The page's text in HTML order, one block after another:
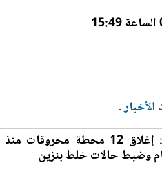
ـ
السعايدة: إغلاق 12 محطة محروقات منذ
وضبط حالات خلط بنزين